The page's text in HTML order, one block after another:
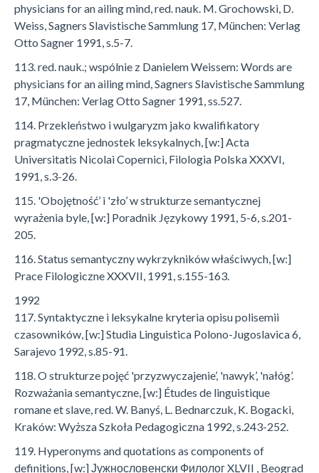
physicians for an ailing mind, red. nauk. M. Grochowski, D.
Weiss, Sagners Slavistische Sammlung 17, München: Verlag
Otto Sagner 1991, s.5-7.
113. red. nauk.; wspólnie z Danielem Weissem: Words are
physicians for an ailing mind, Sagners Slavistische Sammlung
17, München: Verlag Otto Sagner 1991, ss.527.
114. Przekleństwo i wulgaryzm jako kwalifikatory
pragmatyczne jednostek leksykalnych, [w:] Acta
Universitatis Nicolai Copernici, Filologia Polska XXXVI,
1991, s.3-26.
115. 'Obojętność’ i 'zło’ w strukturze semantycznej
wyrażenia byle, [w:] Poradnik Językowy 1991, 5-6, s.201-
205.
116. Status semantyczny wykrzykników właściwych, [w:]
Prace Filologiczne XXXVII, 1991, s.155-163.
1992
117. Syntaktyczne i leksykalne kryteria opisu polisemii
czasowników, [w:] Studia Linguistica Polono-Jugoslavica 6,
Sarajevo 1992, s.85-91.
118. O strukturze pojęć 'przyzwyczajenie’, 'nawyk’, 'nałóg’.
Rozważania semantyczne, [w:] Études de linguistique
romane et slave, red. W. Banyś, L. Bednarczuk, K. Bogacki,
Kraków: Wyższa Szkoła Pedagogiczna 1992, s.243-252.
119. Hyperonyms and quotations as components of
definitions, [w:] Јужнословенски Филолог XLVII , Beograd